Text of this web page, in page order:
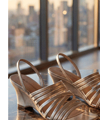
Фабрика зонтов
продаж на рынке в
странах СНГ.
мужских, детских и
дизайнерском
и высоким
05.08.2026 427